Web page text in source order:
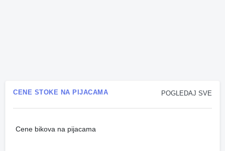
POGLEDAJ SVE
CENE STOKE NA PIJACAMA
Cene bikova na pijacama